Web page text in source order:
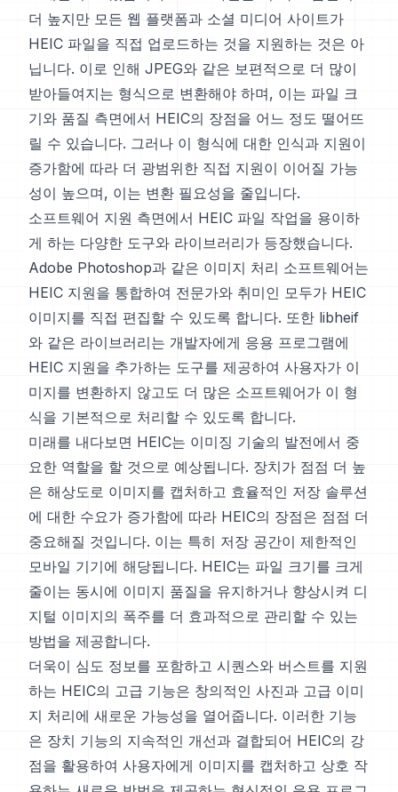
더 높지만 모든 웹 플랫폼과 소셜 미디어 사이트가
HEIC 파일을 직접 업로드하는 것을 지원하는 것은 아
닙니다. 이로 인해 JPEG와 같은 보편적으로 더 많이
받아들여지는 형식으로 변환해야 하며, 이는 파일 크
기와 품질 측면에서 HEIC의 장점을 어느 정도 떨어뜨
릴 수 있습니다. 그러나 이 형식에 대한 인식과 지원이
증가함에 따라 더 광범위한 직접 지원이 이어질 가능
성이 높으며, 이는 변환 필요성을 줄입니다.
소프트웨어 지원 측면에서 HEIC 파일 작업을 용이하
게 하는 다양한 도구와 라이브러리가 등장했습니다.
Adobe Photoshop과 같은 이미지 처리 소프트웨어는
HEIC 지원을 통합하여 전문가와 취미인 모두가 HEIC
이미지를 직접 편집할 수 있도록 합니다. 또한 libheif
와 같은 라이브러리는 개발자에게 응용 프로그램에
HEIC 지원을 추가하는 도구를 제공하여 사용자가 이
미지를 변환하지 않고도 더 많은 소프트웨어가 이 형
식을 기본적으로 처리할 수 있도록 합니다.
미래를 내다보면 HEIC는 이미징 기술의 발전에서 중
요한 역할을 할 것으로 예상됩니다. 장치가 점점 더 높
은 해상도로 이미지를 캡처하고 효율적인 저장 솔루션
에 대한 수요가 증가함에 따라 HEIC의 장점은 점점 더
중요해질 것입니다. 이는 특히 저장 공간이 제한적인
모바일 기기에 해당됩니다. HEIC는 파일 크기를 크게
줄이는 동시에 이미지 품질을 유지하거나 향상시켜 디
지털 이미지의 폭주를 더 효과적으로 관리할 수 있는
방법을 제공합니다.
더욱이 심도 정보를 포함하고 시퀀스와 버스트를 지원
하는 HEIC의 고급 기능은 창의적인 사진과 고급 이미
지 처리에 새로운 가능성을 열어줍니다. 이러한 기능
은 장치 기능의 지속적인 개선과 결합되어 HEIC의 강
점을 활용하여 사용자에게 이미지를 캡처하고 상호 작